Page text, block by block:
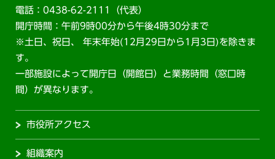
電話：0438-62-2111（代表）
開庁時間：午前9時00分から午後4時30分まで
※土日、祝日、 年末年始(12月29日から1月3日)を除きま
す。
一部施設によって開庁日（開館日）と業務時間（窓口時
間）が異なります。
市役所アクセス
組織案内